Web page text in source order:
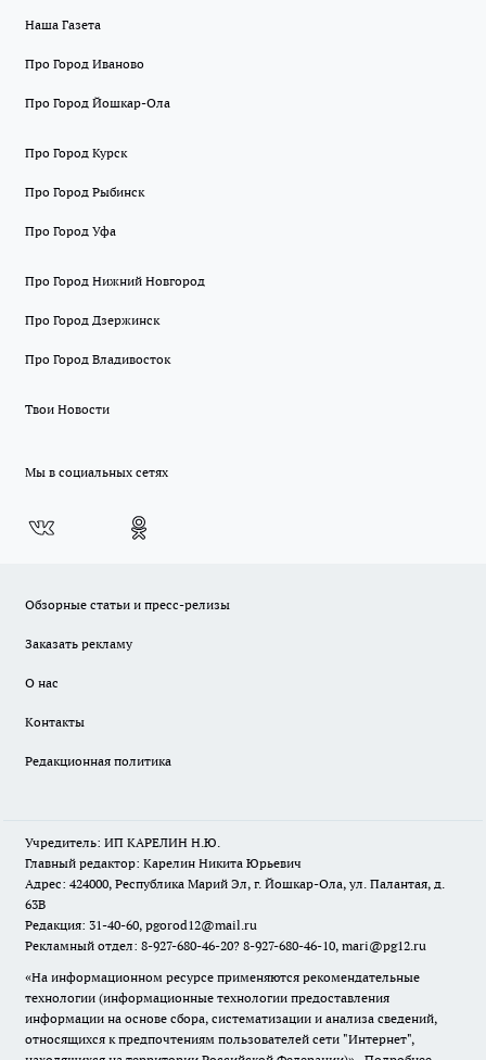
Наша Газета
Про Город Иваново
Про Город Йошкар-Ола
Про Город Курск
Про Город Рыбинск
Про Город Уфа
Про Город Нижний Новгород
Про Город Дзержинск
Про Город Владивосток
Твои Новости
Мы в социальных сетях
Обзорные статьи и пресс-релизы
Заказать рекламу
О нас
Контакты
Редакционная политика
Учредитель: ИП КАРЕЛИН Н.Ю.
Главный редактор: Карелин Никита Юрьевич
Адрес: 424000, Республика Марий Эл, г. Йошкар-Ола, ул. Палантая, д.
63В
Редакция: 31-40-60, pgorod12@mail.ru
Рекламный отдел: 8-927-680-46-20? 8-927-680-46-10, mari@pg12.ru
«На информационном ресурсе применяются рекомендательные
технологии (информационные технологии предоставления
информации на основе сбора, систематизации и анализа сведений,
относящихся к предпочтениям пользователей сети "Интернет",